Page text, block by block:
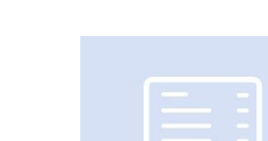
Tworzenie faktur na
jednego, jak i wielu